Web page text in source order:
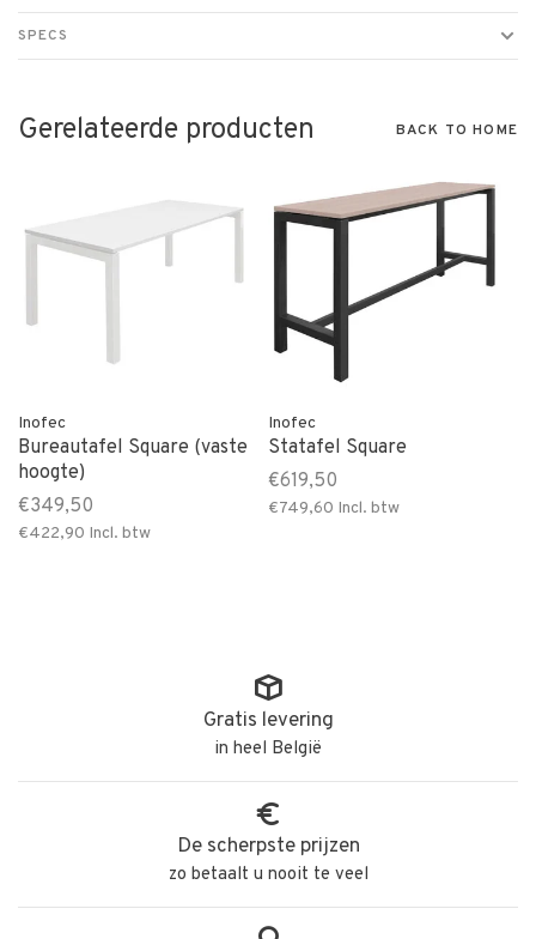
SPECS
Gerelateerde producten BACK TO HOME
Inofec
Bureautafel Square (vaste
hoogte)
€349,50
€422,90 Incl. btw
Inofec
Statafel Square
€619,50
€749,60 Incl. btw
Gratis levering
in heel België
De scherpste prijzen
zo betaalt u nooit te veel